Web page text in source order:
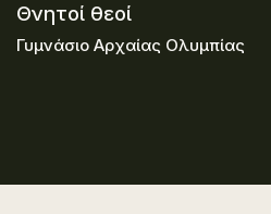
Θνητοί θεοί
Γυμνάσιο Αρχαίας Ολυμπίας